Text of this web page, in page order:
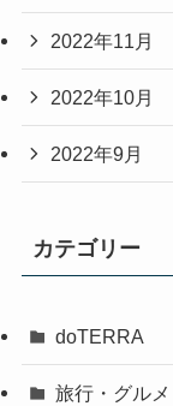
2022年11月
2022年10月
2022年9月
カテゴリー
doTERRA
旅行・グルメ